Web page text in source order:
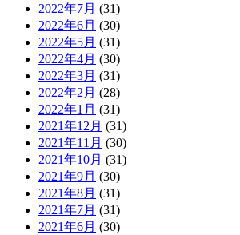
2022年7月 (31)
2022年6月 (30)
2022年5月 (31)
2022年4月 (30)
2022年3月 (31)
2022年2月 (28)
2022年1月 (31)
2021年12月 (31)
2021年11月 (30)
2021年10月 (31)
2021年9月 (30)
2021年8月 (31)
2021年7月 (31)
2021年6月 (30)